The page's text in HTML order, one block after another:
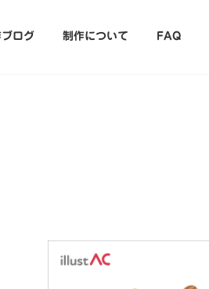
ログ 制作について FAQ